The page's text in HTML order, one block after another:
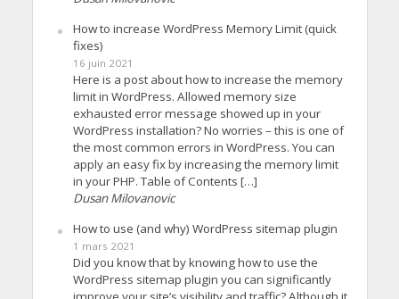
How to increase WordPress Memory Limit (quick
fixes)
16 juin 2021
Here is a post about how to increase the memory
limit in WordPress. Allowed memory size
exhausted error message showed up in your
WordPress installation? No worries – this is one of
the most common errors in WordPress. You can
apply an easy fix by increasing the memory limit
in your PHP. Table of Contents […]
Dusan Milovanovic
How to use (and why) WordPress sitemap plugin
1 mars 2021
Did you know that by knowing how to use the
WordPress sitemap plugin you can significantly